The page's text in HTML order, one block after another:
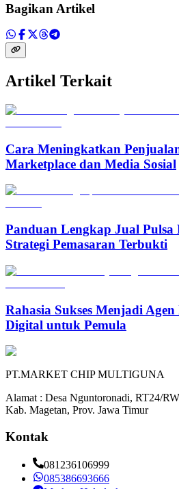
Bagikan Artikel
Artikel Terkait
Cara Meningkatkan
Marketplace dan Media Sosial
Panduan Lengkap Jual Pulsa
Strategi Pemasaran Terbukti
Rahasia Sukses Menjadi
Digital untuk Pemula
PT.MARKET CHIP MULTIGUNA
Alamat : Desa Nguntoronadi, RT24/
Kab. Magetan, Prov. Jawa Timur
Kontak
081236106999
085386693666